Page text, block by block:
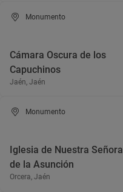
Monumento
Cámara Oscura de los
Capuchinos
Jaén, Jaén
Monumento
Iglesia de Nuestra Señora
de la Asunción
Orcera, Jaén